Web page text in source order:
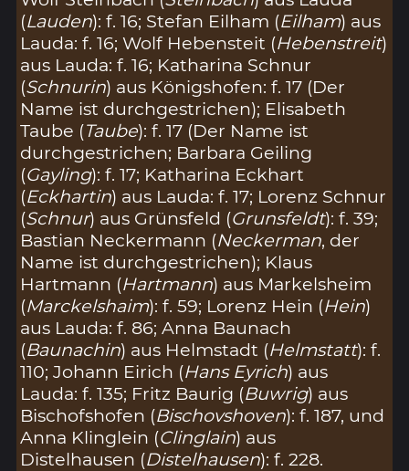
(Lauden): f. 16; Stefan Eilham (Eilham) aus
Lauda: f. 16; Wolf Hebensteit (Hebenstreit)
aus Lauda: f. 16; Katharina Schnur
(Schnurin) aus Königshofen: f. 17 (Der
Name ist durchgestrichen); Elisabeth
Taube (Taube): f. 17 (Der Name ist
durchgestrichen; Barbara Geiling
(Gayling): f. 17; Katharina Eckhart
(Eckhartin) aus Lauda: f. 17; Lorenz Schnur
(Schnur) aus Grünsfeld (Grunsfeldt): f. 39;
Bastian Neckermann (Neckerman, der
Name ist durchgestrichen); Klaus
Hartmann (Hartmann) aus Markelsheim
(Marckelshaim): f. 59; Lorenz Hein (Hein)
aus Lauda: f. 86; Anna Baunach
(Baunachin) aus Helmstadt (Helmstatt): f.
110; Johann Eirich (Hans Eyrich) aus
Lauda: f. 135; Fritz Baurig (Buwrig) aus
Bischofshofen (Bischovshoven): f. 187, und
Anna Klinglein (Clinglain) aus
Distelhausen (Distelhausen): f. 228.